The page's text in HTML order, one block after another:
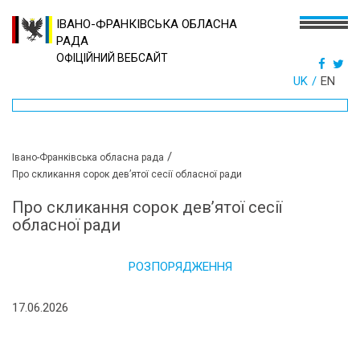
ІВАНО-ФРАНКІВСЬКА ОБЛАСНА
РАДА
ОФІЦІЙНИЙ ВЕБСАЙТ
UK EN
Івано-Франківська обласна рада /
Про скликання сорок дев’ятої сесії обласної ради
Про скликання сорок дев’ятої сесії
обласної ради
РОЗПОРЯДЖЕННЯ
17.06.2026